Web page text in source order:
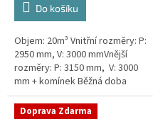
Do košíku
Objem: 20m³ Vnitřní rozměry: P:
2950 mm, V: 3000 mmVnější
rozměry: P: 3150 mm, V: 3000
mm + komínek Běžná doba
dodání 2-3 týdny od objednávky.
Rozměry nádrže možno...
Doprava Zdarma